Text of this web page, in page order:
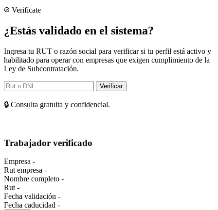
Verifícate
¿Estás validado en el sistema?
Ingresa tu RUT o razón social para verificar si tu perfil está activo y
habilitado para operar con empresas que exigen cumplimiento de la
Ley de Subcontratación.
Verificar
🔒 Consulta gratuita y confidencial.
Trabajador verificado
Empresa -
Rut empresa -
Nombre completo -
Rut -
Fecha validación -
Fecha caducidad -